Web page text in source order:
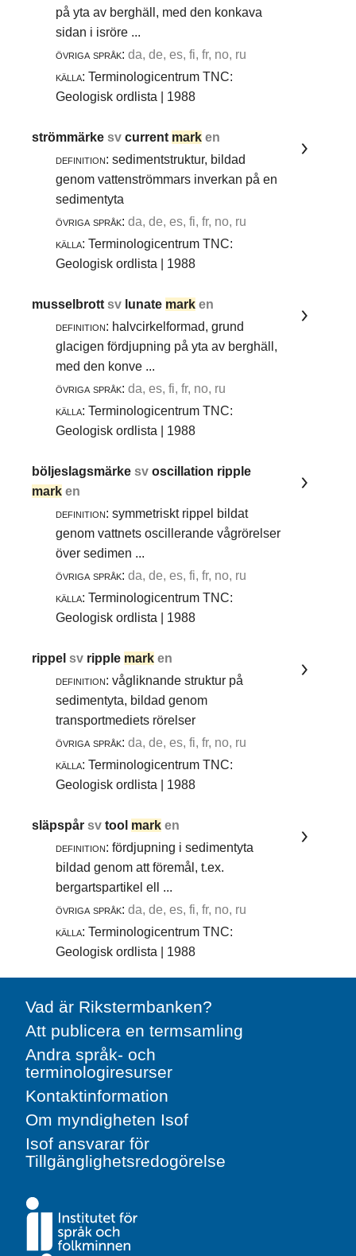
på yta av berghäll, med den konkava
sidan i isröre ...
övriga språk: da, de, es, fi, fr, no, ru
källa: Terminologicentrum TNC:
Geologisk ordlista | 1988
strömmärkesvcurrent mark en
definition: sedimentstruktur, bildad
genom vattenströmmars inverkan på en
sedimentyta
övriga språk: da, de, es, fi, fr, no, ru
källa: Terminologicentrum TNC:
Geologisk ordlista | 1988
musselbrottsv lunate mark en
definition: halvcirkelformad, grund
glacigen fördjupning på yta av berghäll,
med den konve ...
övriga språk: da, es, fi, fr, no, ru
källa: Terminologicentrum TNC:
Geologisk ordlista | 1988
böljeslagsmärkesvoscillation ripple
mark en
definition: symmetriskt rippel bildat
genom vattnets oscillerande vågrörelser
över sedimen ...
övriga språk: da, de, es, fi, fr, no, ru
källa: Terminologicentrum TNC:
Geologisk ordlista | 1988
rippelsv ripple mark en
definition: vågliknande struktur på
sedimentyta, bildad genom
transportmediets rörelser
övriga språk: da, de, es, fi, fr, no, ru
källa: Terminologicentrum TNC:
Geologisk ordlista | 1988
släpspårsvtool mark en
definition: fördjupning i sedimentyta
bildad genom att föremål, t.ex.
bergartspartikel ell ...
övriga språk: da, de, es, fi, fr, no, ru
källa: Terminologicentrum TNC:
Geologisk ordlista | 1988
Vad är Rikstermbanken?
Att publicera en termsamling
Andra språk- och
terminologiresurser
Kontaktinformation
Om myndigheten Isof
Isof ansvarar för
Tillgänglighetsredogörelse